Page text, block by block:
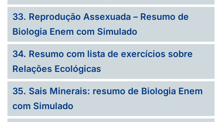
33. Reprodução Assexuada – Resumo de
Biologia Enem com Simulado
34. Resumo com lista de exercícios sobre
Relações Ecológicas
35. Sais Minerais: resumo de Biologia Enem
com Simulado